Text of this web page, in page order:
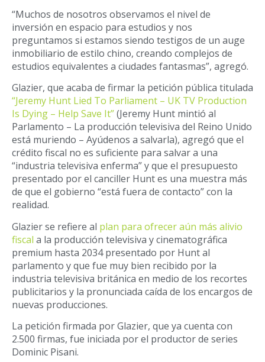
“Muchos de nosotros observamos el nivel de
inversión en espacio para estudios y nos
preguntamos si estamos siendo testigos de un auge
inmobiliario de estilo chino, creando complejos de
estudios equivalentes a ciudades fantasmas”, agregó.
Glazier, que acaba de firmar la petición pública titulada
“Jeremy Hunt Lied To Parliament – UK TV Production
Is Dying – Help Save It”(Jeremy Hunt mintió al
Parlamento – La producción televisiva del Reino Unido
está muriendo – Ayúdenos a salvarla), agregó que el
crédito fiscal no es suficiente para salvar a una
“industria televisiva enferma” y que el presupuesto
presentado por el canciller Hunt es una muestra más
de que el gobierno “está fuera de contacto” con la
realidad.
Glazier se refiere al plan para ofrecer aún más alivio
fiscal a la producción televisiva y cinematográfica
premium hasta 2034 presentado por Hunt al
parlamento y que fue muy bien recibido por la
industria televisiva británica en medio de los recortes
publicitarios y la pronunciada caída de los encargos de
nuevas producciones.
La petición firmada por Glazier, que ya cuenta con
2.500 firmas, fue iniciada por el productor de series
Dominic Pisani.